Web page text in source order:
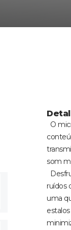
O
som
ruídos
uma